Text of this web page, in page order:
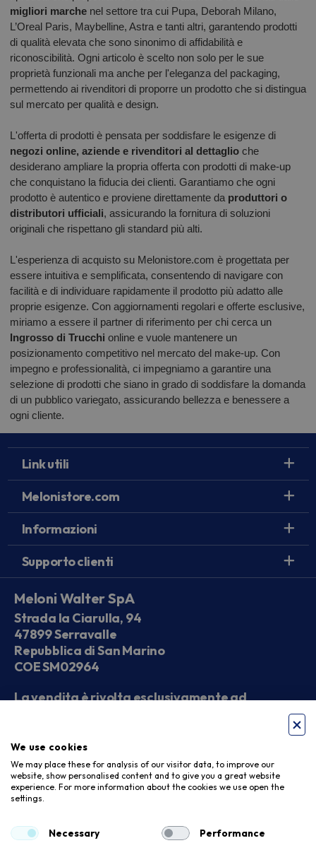
migliori marche nel settore tra cui Pupa, Deborah Milano,
L’Oreal Paris, Maybelline, Astra e tanti altri, garantendo prodotti
di qualità elevata che sono sinonimo di affidabilità e
riconoscibilità. Ogni articolo è scelto non solo per le sue
proprietà funzionali ma anche per l'eleganza del packaging,
permettendo ai rivenditori di proporre un prodotto che si distingua
sul mercato per qualità e design.
L'offerta di prodotti è pensata per soddisfare le esigenze di
negozi online, aziende e rivenditori al dettaglio che
desiderano ampliare la propria offerta con prodotti di make-up
che conquistano la fiducia dei clienti. Garantiamo che ogni
prodotto è autentico e proviene direttamente da produttori o
distributori ufficiali, assicurando la fornitura di soluzioni
originali che rispettano gli standard più alti.
L'esperienza di acquisto su Melonistore.com è progettata per
essere intuitiva e semplificata, consentendo di navigare con
facilità e di individuare rapidamente il prodotto più adatto alle
proprie esigenze. Con aggiornamenti regolari e offerte esclusive,
miriamo a essere il partner di riferimento per chi cerca un
Ingrosso di Trucchi online e vuole mantenere un
posizionamento competitivo nel mercato del make-up. Con
impegno e professionalità, ci impegniamo a garantire una
selezione di prodotti che siano in grado di soddisfare la domanda
di un pubblico variegato, assicurando bellezza e benessere a
ogni cliente.
Link utili
Melonistore.com
Informazioni
Supporto clienti
Meloni Walter SpA
Strada la Ciarulla, 94
47899 Serravalle
Repubblica di San Marino
COE SM02964
La vendita è rivolta esclusivamente ad
Accettiamo
Seguici sui social
We use cookies
We may place these for analysis of our visitor data, to improve our
website, show personalised content and to give you a great website
experience. For more information about the cookies we use open the
settings.
Necessary Performance